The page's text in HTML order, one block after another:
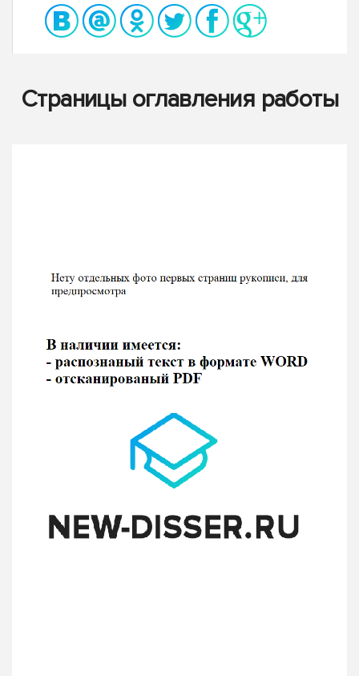
Страницы оглавления работы